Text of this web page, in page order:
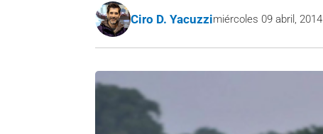
Ciro D. Yacuzzimiércoles 09 abril, 2014